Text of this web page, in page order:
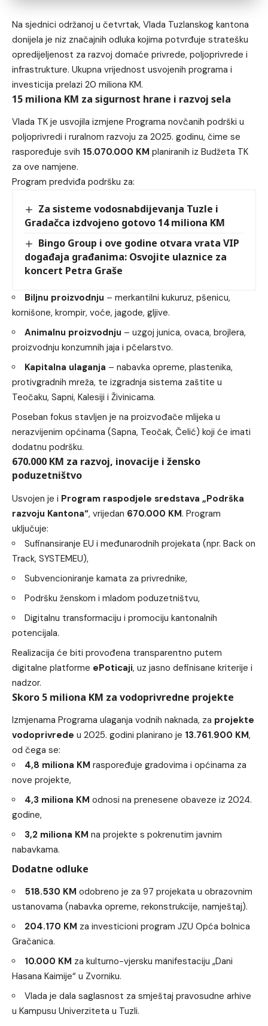
Na sjednici održanoj u četvrtak, Vlada Tuzlanskog kantona
donijela je niz značajnih odluka kojima potvrđuje stratešku
opredijeljenost za razvoj domaće privrede, poljoprivrede i
infrastrukture. Ukupna vrijednost usvojenih programa i
investicija prelazi 20 miliona KM.
15 miliona KM za sigurnost hrane i razvoj sela
Vlada TK je usvojila izmjene Programa novčanih podrški u
poljoprivredi i ruralnom razvoju za 2025. godinu, čime se
raspoređuje svih 15.070.000 KM planiranih iz Budžeta TK
za ove namjene.
Program predviđa podršku za:
Za sisteme vodosnabdijevanja Tuzle i
Gradačca izdvojeno gotovo 14 miliona KM
Bingo Group i ove godine otvara vrata VIP
događaja građanima: Osvojite ulaznice za
koncert Petra Graše
Biljnu proizvodnju – merkantilni kukuruz, pšenicu,
kornišone, krompir, voće, jagode, gljive.
Animalnu proizvodnju – uzgoj junica, ovaca, brojlera,
proizvodnju konzumnih jaja i pčelarstvo.
Kapitalna ulaganja – nabavka opreme, plastenika,
protivgradnih mreža, te izgradnja sistema zaštite u
Teočaku, Sapni, Kalesiji i Živinicama.
Poseban fokus stavljen je na proizvođače mlijeka u
nerazvijenim općinama (Sapna, Teočak, Čelić) koji će imati
dodatnu podršku.
670.000 KM za razvoj, inovacije i žensko
poduzetništvo
Usvojen je i Program raspodjele sredstava „Podrška
razvoju Kantona“, vrijedan 670.000 KM. Program
uključuje:
Sufinansiranje EU i međunarodnih projekata (npr. Back on
Track, SYSTEMEU),
Subvencioniranje kamata za privrednike,
Podršku ženskom i mladom poduzetništvu,
Digitalnu transformaciju i promociju kantonalnih
potencijala.
Realizacija će biti provođena transparentno putem
digitalne platforme ePoticaji, uz jasno definisane kriterije i
nadzor.
Skoro 5 miliona KM za vodoprivredne projekte
Izmjenama Programa ulaganja vodnih naknada, za projekte
vodoprivrede u 2025. godini planirano je 13.761.900 KM,
od čega se:
4,8 miliona KM raspoređuje gradovima i općinama za
nove projekte,
4,3 miliona KM odnosi na prenesene obaveze iz 2024.
godine,
3,2 miliona KM na projekte s pokrenutim javnim
nabavkama.
Dodatne odluke
518.530 KM odobreno je za 97 projekata u obrazovnim
ustanovama (nabavka opreme, rekonstrukcije, namještaj).
204.170 KM za investicioni program JZU Opća bolnica
Gračanica.
10.000 KM za kulturno-vjersku manifestaciju „Dani
Hasana Kaimije“ u Zvorniku.
Vlada je dala saglasnost za smještaj pravosudne arhive
u Kampusu Univerziteta u Tuzli.